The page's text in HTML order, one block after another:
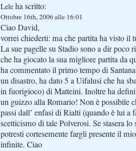
Lele ha scritto:
Ottobre 16th, 2006 alle 16:01
Ciao David,
vorrei chiederti: ma che partita ha visto il
La sue pagelle su Stadio sono a dir poco
che ha giocato la sua migliore partita da
ha commentato il primo tempo di
un disastro, ha dato 5 a Uifalusi che ha
in fuorigioco) di Matteini. Inoltre ha
un guizzo alla Romario! Non è possibile
passi dall’ enfasi di Rialti (quando è lui a
scetticismo di tale Polverosi. Se stasera lo
potresti cortesemente fargli presente il
infinite. Ciao